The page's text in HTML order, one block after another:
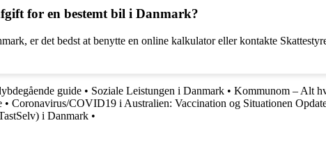
for en bestemt bil i Danmark?
er det bedst at benytte en online kalkulator eller kontakte
guide • Soziale Leistungen i Danmark • Kommunom – Alt
• Coronavirus/COVID19 i Australien: Vaccination og Situationen
i Danmark •